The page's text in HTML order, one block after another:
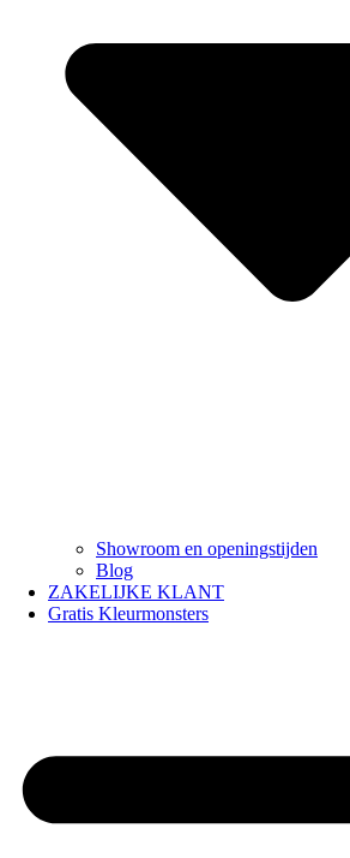
Showroom en openingstijden
Blog
ZAKELIJKE KLANT
Gratis Kleurmonsters